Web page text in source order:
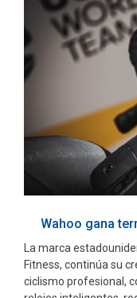
Wahoo gana
La marca
Fitness, continúa su
ciclismo profesional,